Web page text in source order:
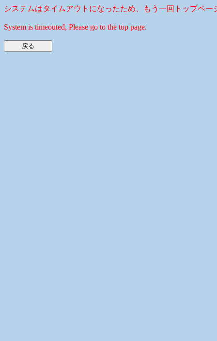
システムはタイムアウトになったため、もう一回トップペー
System is timeouted, Please go to the top page.